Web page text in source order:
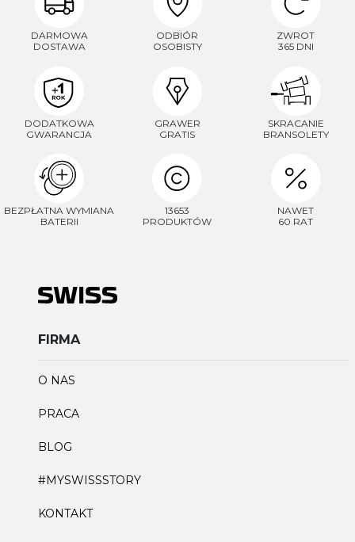
DARMOWA
DOSTAWA
ODBIÓR
OSOBISTY
ZWROT
365 DNI
DODATKOWA
GWARANCJA
GRAWER
GRATIS
SKRACANIE
BRANSOLETY
BEZPŁATNA WYMIANA
BATERII
13653
PRODUKTÓW
NAWET
60 RAT
FIRMA
O NAS
PRACA
BLOG
#MYSWISSSTORY
KONTAKT